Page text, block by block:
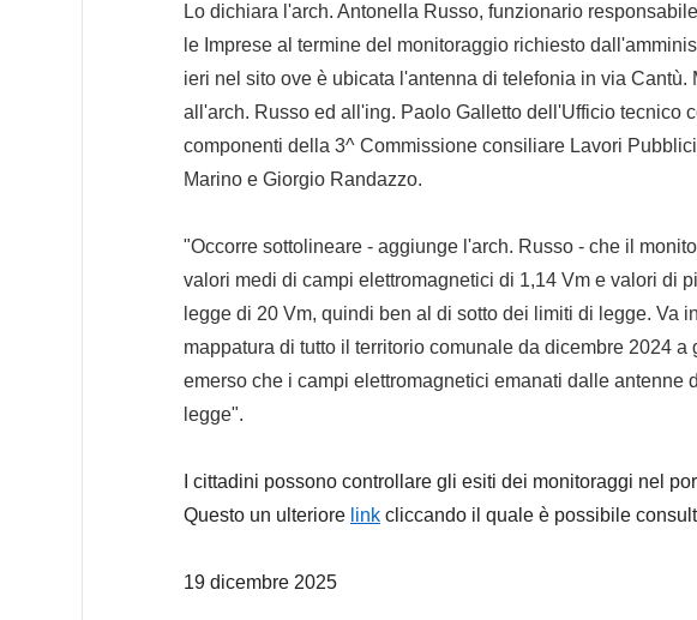
Lo dichiara l'arch. Antonella Russo, funzionario
le Imprese al termine del monitoraggio richiesto
ieri nel sito ove è ubicata l'antenna di telefonia in via
all'arch. Russo ed all'ing. Paolo Galletto dell'Ufficio tecnico
componenti della 3^ Commissione consiliare Lavori
Marino e Giorgio Randazzo.
"Occorre sottolineare - aggiunge l'arch. Russo - che il
valori medi di campi elettromagnetici di 1,14 Vm e valori di
legge di 20 Vm, quindi ben al di sotto dei limiti di legge. Va
mappatura di tutto il territorio comunale da dicembre 2024
emerso che i campi elettromagnetici emanati dalle antenne
legge".
I cittadini possono controllare gli esiti dei monitoraggi nel
Questo un ulteriore linkcliccando il quale è possibile
19 dicembre 2025